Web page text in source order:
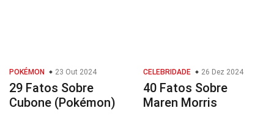
POKÉMON 23 Out 2024
29 Fatos Sobre
Cubone (Pokémon)
CELEBRIDADE 26 Dez 2024
40 Fatos Sobre
Maren Morris